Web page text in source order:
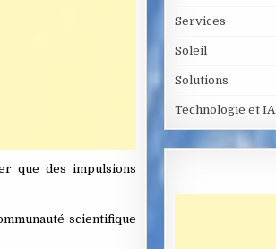
que des impulsions
scientifique
Services
Soleil
Solutions
Technologie et IA